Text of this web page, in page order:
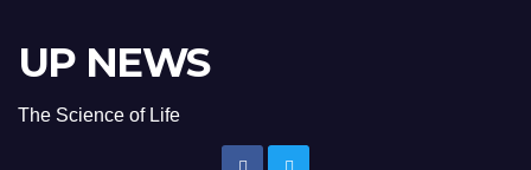
UP NEWS
The Science of Life